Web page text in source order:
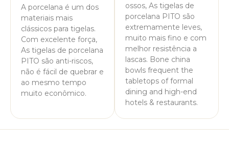
A porcelana é um dos
materiais mais
clássicos para tigelas.
Com excelente força,
As tigelas de porcelana
PITO são anti-riscos,
não é fácil de quebrar e
ao mesmo tempo
muito econômico.
ossos, As tigelas de
porcelana PITO são
extremamente leves,
muito mais fino e com
melhor resistência a
lascas. Bone china
bowls frequent the
tabletops of formal
dining and high-end
hotels & restaurants.